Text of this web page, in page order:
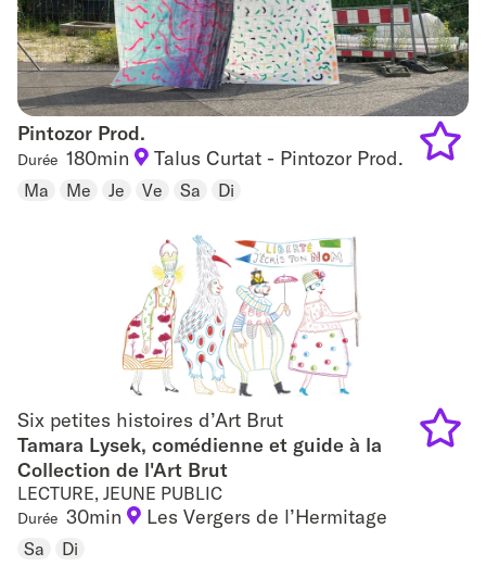
Pintozor Prod.
Pintozor Prod.
Durée 180min Talus Curtat - Pintozor Prod.
Ma Me Je Ve Sa Di
Six petites histoires d’Art Brut
Six petites histoires d’Art Brut
Tamara Lysek, comédienne et guide à la
Collection de l'Art Brut
LECTURE, JEUNE PUBLIC
Durée 30min Les Vergers de l’Hermitage
Sa Di